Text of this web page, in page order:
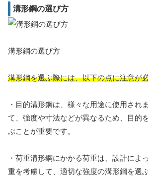
溝形鋼の選び方
溝形鋼の選び方
溝形鋼を選ぶ際には、以下の点に注意が
・目的溝形鋼は、様々な用途に使用され
て、強度や寸法などが異なるため、目的
ぶことが重要です。
・荷重溝形鋼にかかる荷重は、設計によ
重を考慮して、適切な強度の溝形鋼を選